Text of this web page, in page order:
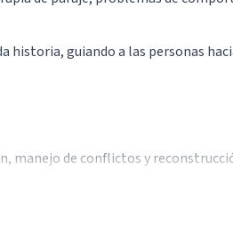
historia, guiando a las personas
manejo de conflictos y